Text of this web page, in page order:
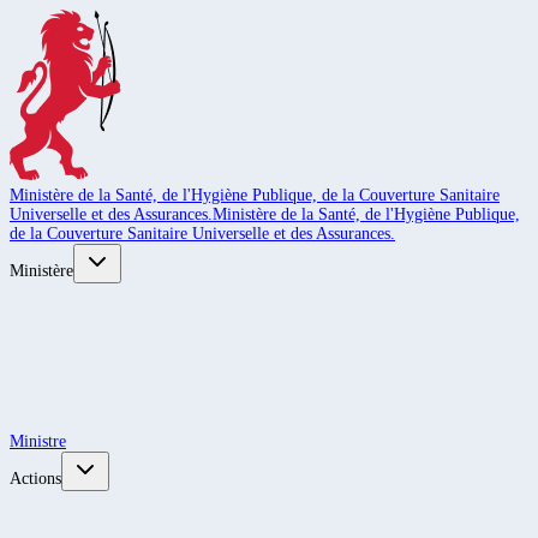
Ministère de la Santé, de l'Hygiène Publique, de la Couverture Sanitaire
Universelle et des Assurances.Ministère de la Santé, de l'Hygiène Publique,
de la Couverture Sanitaire Universelle et des Assurances.
Ministère
Ministre
Actions